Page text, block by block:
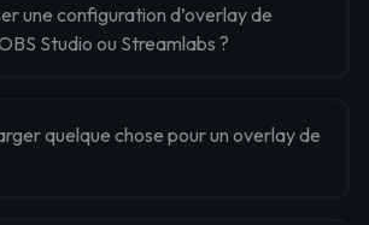
une configuration d’overlay de
Studio ou Streamlabs ?
quelque chose pour un overlay de